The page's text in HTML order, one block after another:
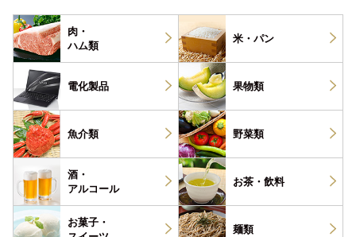
肉・
ハム類
米・パン
電化製品 果物類
魚介類 野菜類
酒・
アルコール
お茶・ 飲料
お菓子・
麺類